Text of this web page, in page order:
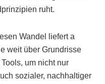
ruht.
Wandel liefert a
weit über Grundrisse
um nicht nur
sozialer, nachhaltiger